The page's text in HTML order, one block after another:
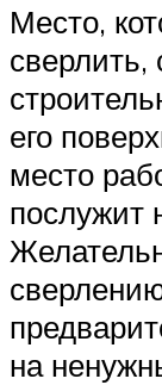
Место,
сверлить,
его
место
послужит
на